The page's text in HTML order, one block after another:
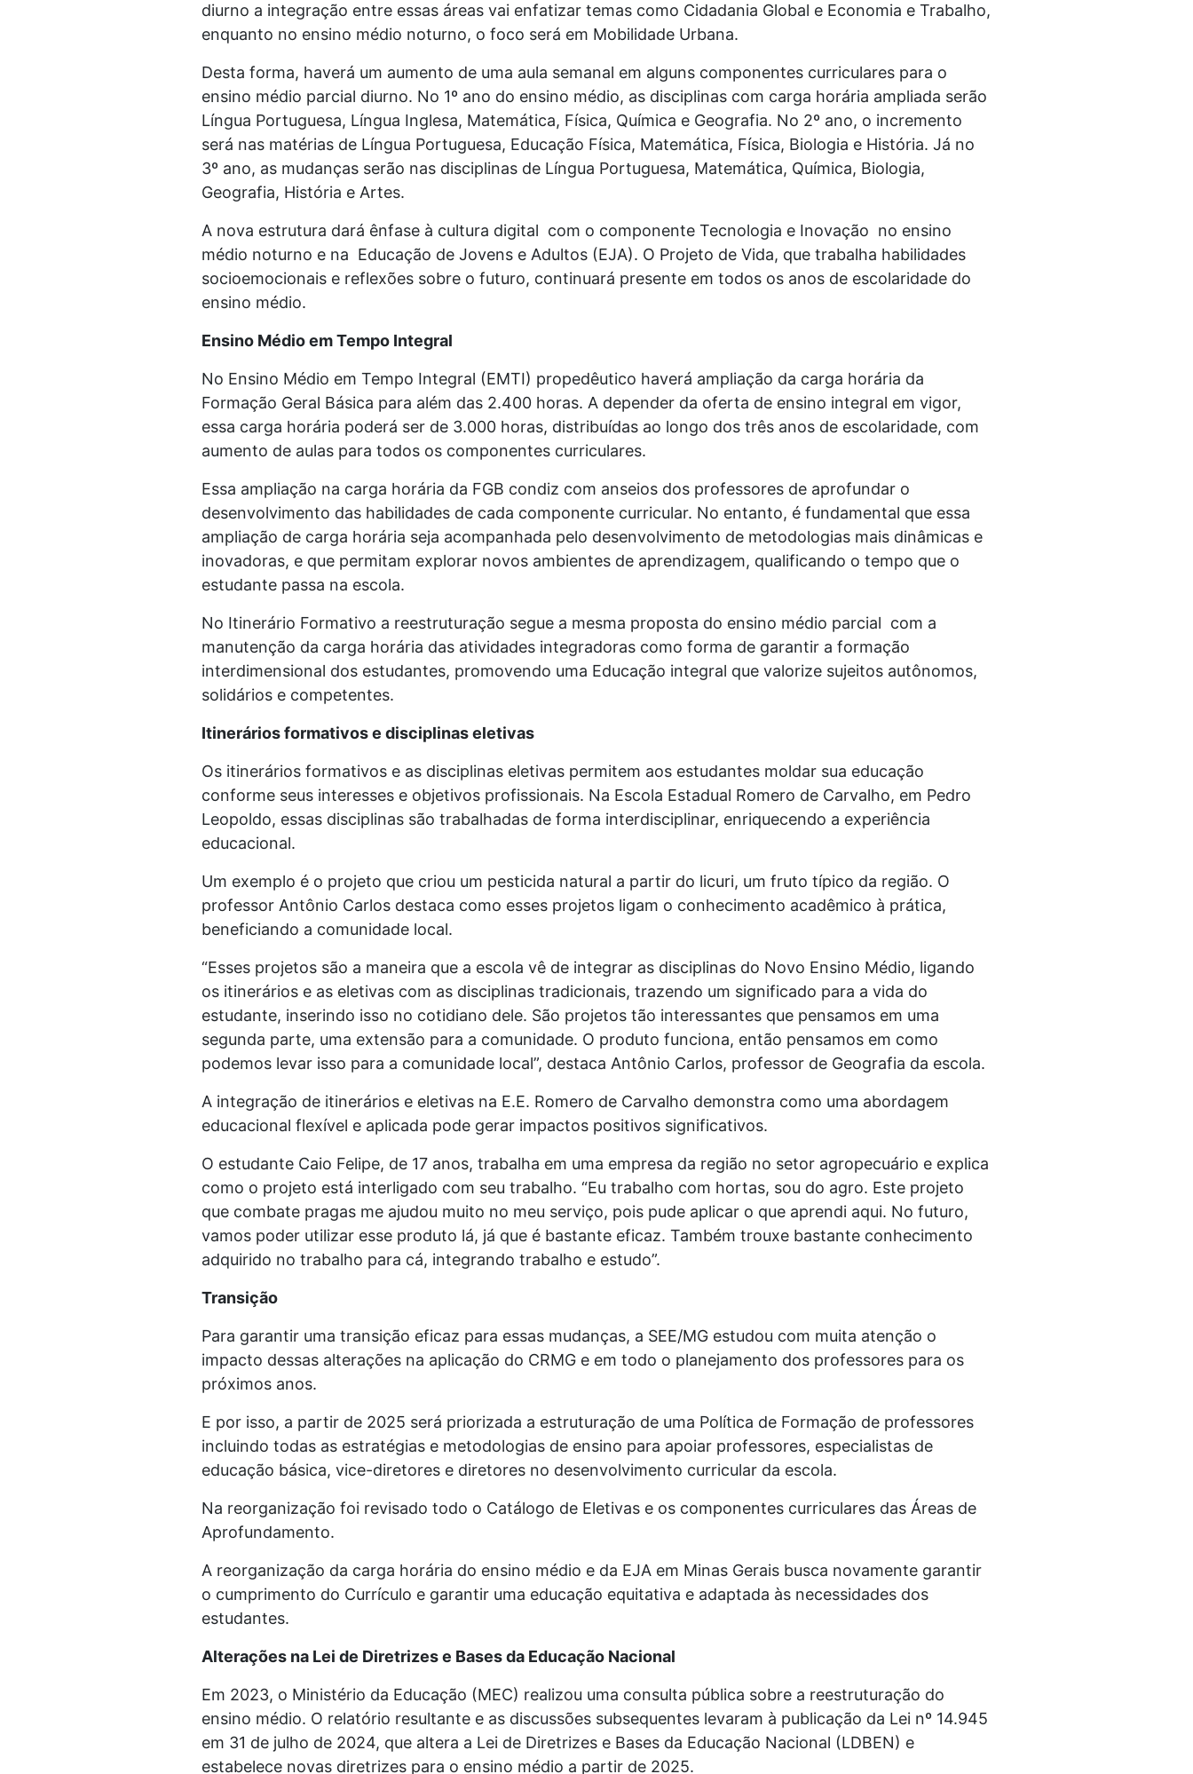
diurno a integração entre essas áreas vai enfatizar temas como Cidadania Global e Economia e Trabalho,
enquanto no ensino médio noturno, o foco será em Mobilidade Urbana.
Desta forma, haverá um aumento de uma aula semanal em alguns componentes curriculares para o
ensino médio parcial diurno. No 1º ano do ensino médio, as disciplinas com carga horária ampliada serão
Língua Portuguesa, Língua Inglesa, Matemática, Física, Química e Geografia. No 2º ano, o incremento
será nas matérias de Língua Portuguesa, Educação Física, Matemática, Física, Biologia e História. Já no
3º ano, as mudanças serão nas disciplinas de Língua Portuguesa, Matemática, Química, Biologia,
Geografia, História e Artes.
A nova estrutura dará ênfase à cultura digital com o componente Tecnologia e Inovação no ensino
médio noturno e na Educação de Jovens e Adultos (EJA). O Projeto de Vida, que trabalha habilidades
socioemocionais e reflexões sobre o futuro, continuará presente em todos os anos de escolaridade do
ensino médio.
Ensino Médio em Tempo Integral
No Ensino Médio em Tempo Integral (EMTI) propedêutico haverá ampliação da carga horária da
Formação Geral Básica para além das 2.400 horas. A depender da oferta de ensino integral em vigor,
essa carga horária poderá ser de 3.000 horas, distribuídas ao longo dos três anos de escolaridade, com
aumento de aulas para todos os componentes curriculares.
Essa ampliação na carga horária da FGB condiz com anseios dos professores de aprofundar o
desenvolvimento das habilidades de cada componente curricular. No entanto, é fundamental que essa
ampliação de carga horária seja acompanhada pelo desenvolvimento de metodologias mais dinâmicas e
inovadoras, e que permitam explorar novos ambientes de aprendizagem, qualificando o tempo que o
estudante passa na escola.
No Itinerário Formativo a reestruturação segue a mesma proposta do ensino médio parcial com a
manutenção da carga horária das atividades integradoras como forma de garantir a formação
interdimensional dos estudantes, promovendo uma Educação integral que valorize sujeitos autônomos,
solidários e competentes.
Itinerários formativos e disciplinas eletivas
Os itinerários formativos e as disciplinas eletivas permitem aos estudantes moldar sua educação
conforme seus interesses e objetivos profissionais. Na Escola Estadual Romero de Carvalho, em Pedro
Leopoldo, essas disciplinas são trabalhadas de forma interdisciplinar, enriquecendo a experiência
educacional.
Um exemplo é o projeto que criou um pesticida natural a partir do licuri, um fruto típico da região. O
professor Antônio Carlos destaca como esses projetos ligam o conhecimento acadêmico à prática,
beneficiando a comunidade local.
“Esses projetos são a maneira que a escola vê de integrar as disciplinas do Novo Ensino Médio, ligando
os itinerários e as eletivas com as disciplinas tradicionais, trazendo um significado para a vida do
estudante, inserindo isso no cotidiano dele. São projetos tão interessantes que pensamos em uma
segunda parte, uma extensão para a comunidade. O produto funciona, então pensamos em como
podemos levar isso para a comunidade local”, destaca Antônio Carlos, professor de Geografia da escola.
A integração de itinerários e eletivas na E.E. Romero de Carvalho demonstra como uma abordagem
educacional flexível e aplicada pode gerar impactos positivos significativos.
O estudante Caio Felipe, de 17 anos, trabalha em uma empresa da região no setor agropecuário e explica
como o projeto está interligado com seu trabalho. “Eu trabalho com hortas, sou do agro. Este projeto
que combate pragas me ajudou muito no meu serviço, pois pude aplicar o que aprendi aqui. No futuro,
vamos poder utilizar esse produto lá, já que é bastante eficaz. Também trouxe bastante conhecimento
adquirido no trabalho para cá, integrando trabalho e estudo”.
Transição
Para garantir uma transição eficaz para essas mudanças, a SEE/MG estudou com muita atenção o
impacto dessas alterações na aplicação do CRMG e em todo o planejamento dos professores para os
próximos anos.
E por isso, a partir de 2025 será priorizada a estruturação de uma Política de Formação de professores
incluindo todas as estratégias e metodologias de ensino para apoiar professores, especialistas de
educação básica, vice-diretores e diretores no desenvolvimento curricular da escola.
Na reorganização foi revisado todo o Catálogo de Eletivas e os componentes curriculares das Áreas de
Aprofundamento.
A reorganização da carga horária do ensino médio e da EJA em Minas Gerais busca novamente garantir
o cumprimento do Currículo e garantir uma educação equitativa e adaptada às necessidades dos
estudantes.
Alterações na Lei de Diretrizes e Bases da Educação Nacional
Em 2023, o Ministério da Educação (MEC) realizou uma consulta pública sobre a reestruturação do
ensino médio. O relatório resultante e as discussões subsequentes levaram à publicação da Lei nº 14.945
em 31 de julho de 2024, que altera a Lei de Diretrizes e Bases da Educação Nacional (LDBEN) e
estabelece novas diretrizes para o ensino médio a partir de 2025.